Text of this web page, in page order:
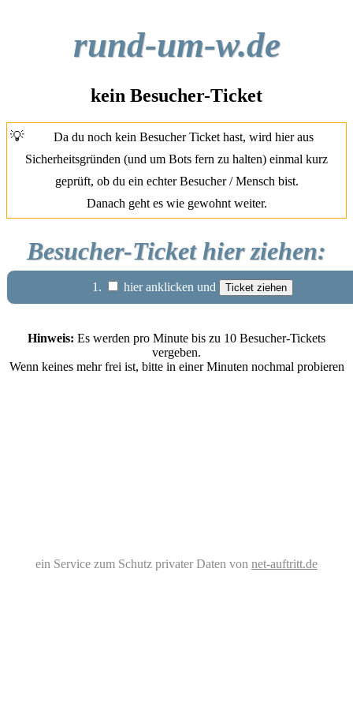
rund-um-w.de
kein Besucher-Ticket
💡
Da du noch kein Besucher Ticket hast, wird hier aus
Sicherheitsgründen (und um Bots fern zu halten) einmal kurz
geprüft, ob du ein echter Besucher / Mensch bist.
Danach geht es wie gewohnt weiter.
Besucher-Ticket hier ziehen:
1. hier anklicken und
Hinweis: Es werden pro Minute bis zu 10 Besucher-Tickets
vergeben.
Wenn keines mehr frei ist, bitte in einer Minuten nochmal probieren
ein Service zum Schutz privater Daten von net-auftritt.de